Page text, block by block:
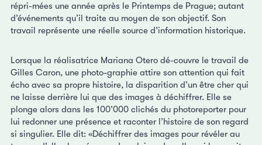
répri-mées une année après le Printemps de Prague; autant
d’événements qu’il traite au moyen de son objectif. Son
travail représente une réelle source d’information historique.
Lorsque la réalisatrice Mariana Otero dé-couvre le travail de
Gilles Caron, une photo-graphie attire son attention qui fait
écho avec sa propre histoire, la disparition d’un être cher qui
ne laisse derrière lui que des images à déchiffrer. Elle se
plonge alors dans les 100’000 clichés du photoreporter pour
lui redonner une présence et raconter l’histoire de son regard
si singulier. Elle dit: «Déchiffrer des images pour révéler au